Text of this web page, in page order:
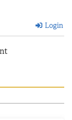
Login